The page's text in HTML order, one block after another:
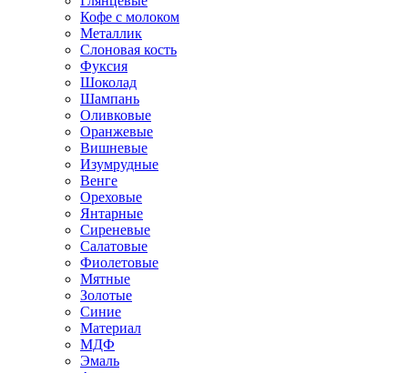
Кофе с молоком
Металлик
Слоновая кость
Фуксия
Шоколад
Шампань
Оливковые
Оранжевые
Вишневые
Изумрудные
Венге
Ореховые
Янтарные
Сиреневые
Салатовые
Фиолетовые
Мятные
Золотые
Синие
Материал
МДФ
Эмаль